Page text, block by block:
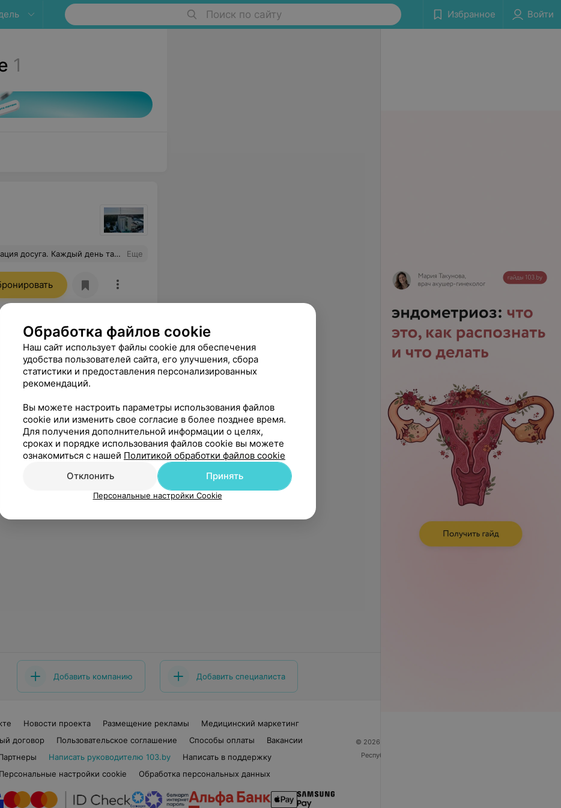
Поиск по сайту Избранное Войти
1
всего персонала санатория. Поезжайте, отдыхайте, лечитесь, - не пожалеете! Еще
Добавить компанию Добавить специалиста
Новости проекта Размещение рекламы
Медицинский маркетинг
договор
Пользовательское соглашение Способы оплаты
Вакансии
Написать руководителю 103.by
Написать в поддержку
Персональные настройки cookie
Обработка персональных данных
© 2026 ООО «Артокс Лаб», УНП 191700409
Республика Беларусь, г. Минск, улица Толбухина, 2,
Обработка файлов cookie
Наш сайт использует файлы cookie для обеспечения
удобства пользователей сайта, его улучшения, сбора
статистики и предоставления персонализированных
рекомендаций.
Вы можете настроить параметры использования файлов
cookie или изменить свое согласие в более позднее время.
Для получения дополнительной информации о целях,
сроках и порядке использования файлов cookie вы можете
ознакомиться с нашей Политикой обработки файлов cookie
Отклонить
Принять
Персональные настройки Cookie